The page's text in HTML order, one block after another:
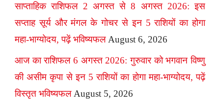
साप्ताहिक राशिफल 2 अगस्त से 8 अगस्त 2026: इस
सप्ताह सूर्य और मंगल के गोचर से इन 5 राशियों का होगा
महा-भाग्योदय, पढ़ें भविष्यफल August 6, 2026
आज का राशिफल 6 अगस्त 2026: गुरुवार को भगवान विष्णु
की असीम कृपा से इन 5 राशियों का होगा महा-भाग्योदय, पढ़ें
विस्तृत भविष्यफल August 5, 2026